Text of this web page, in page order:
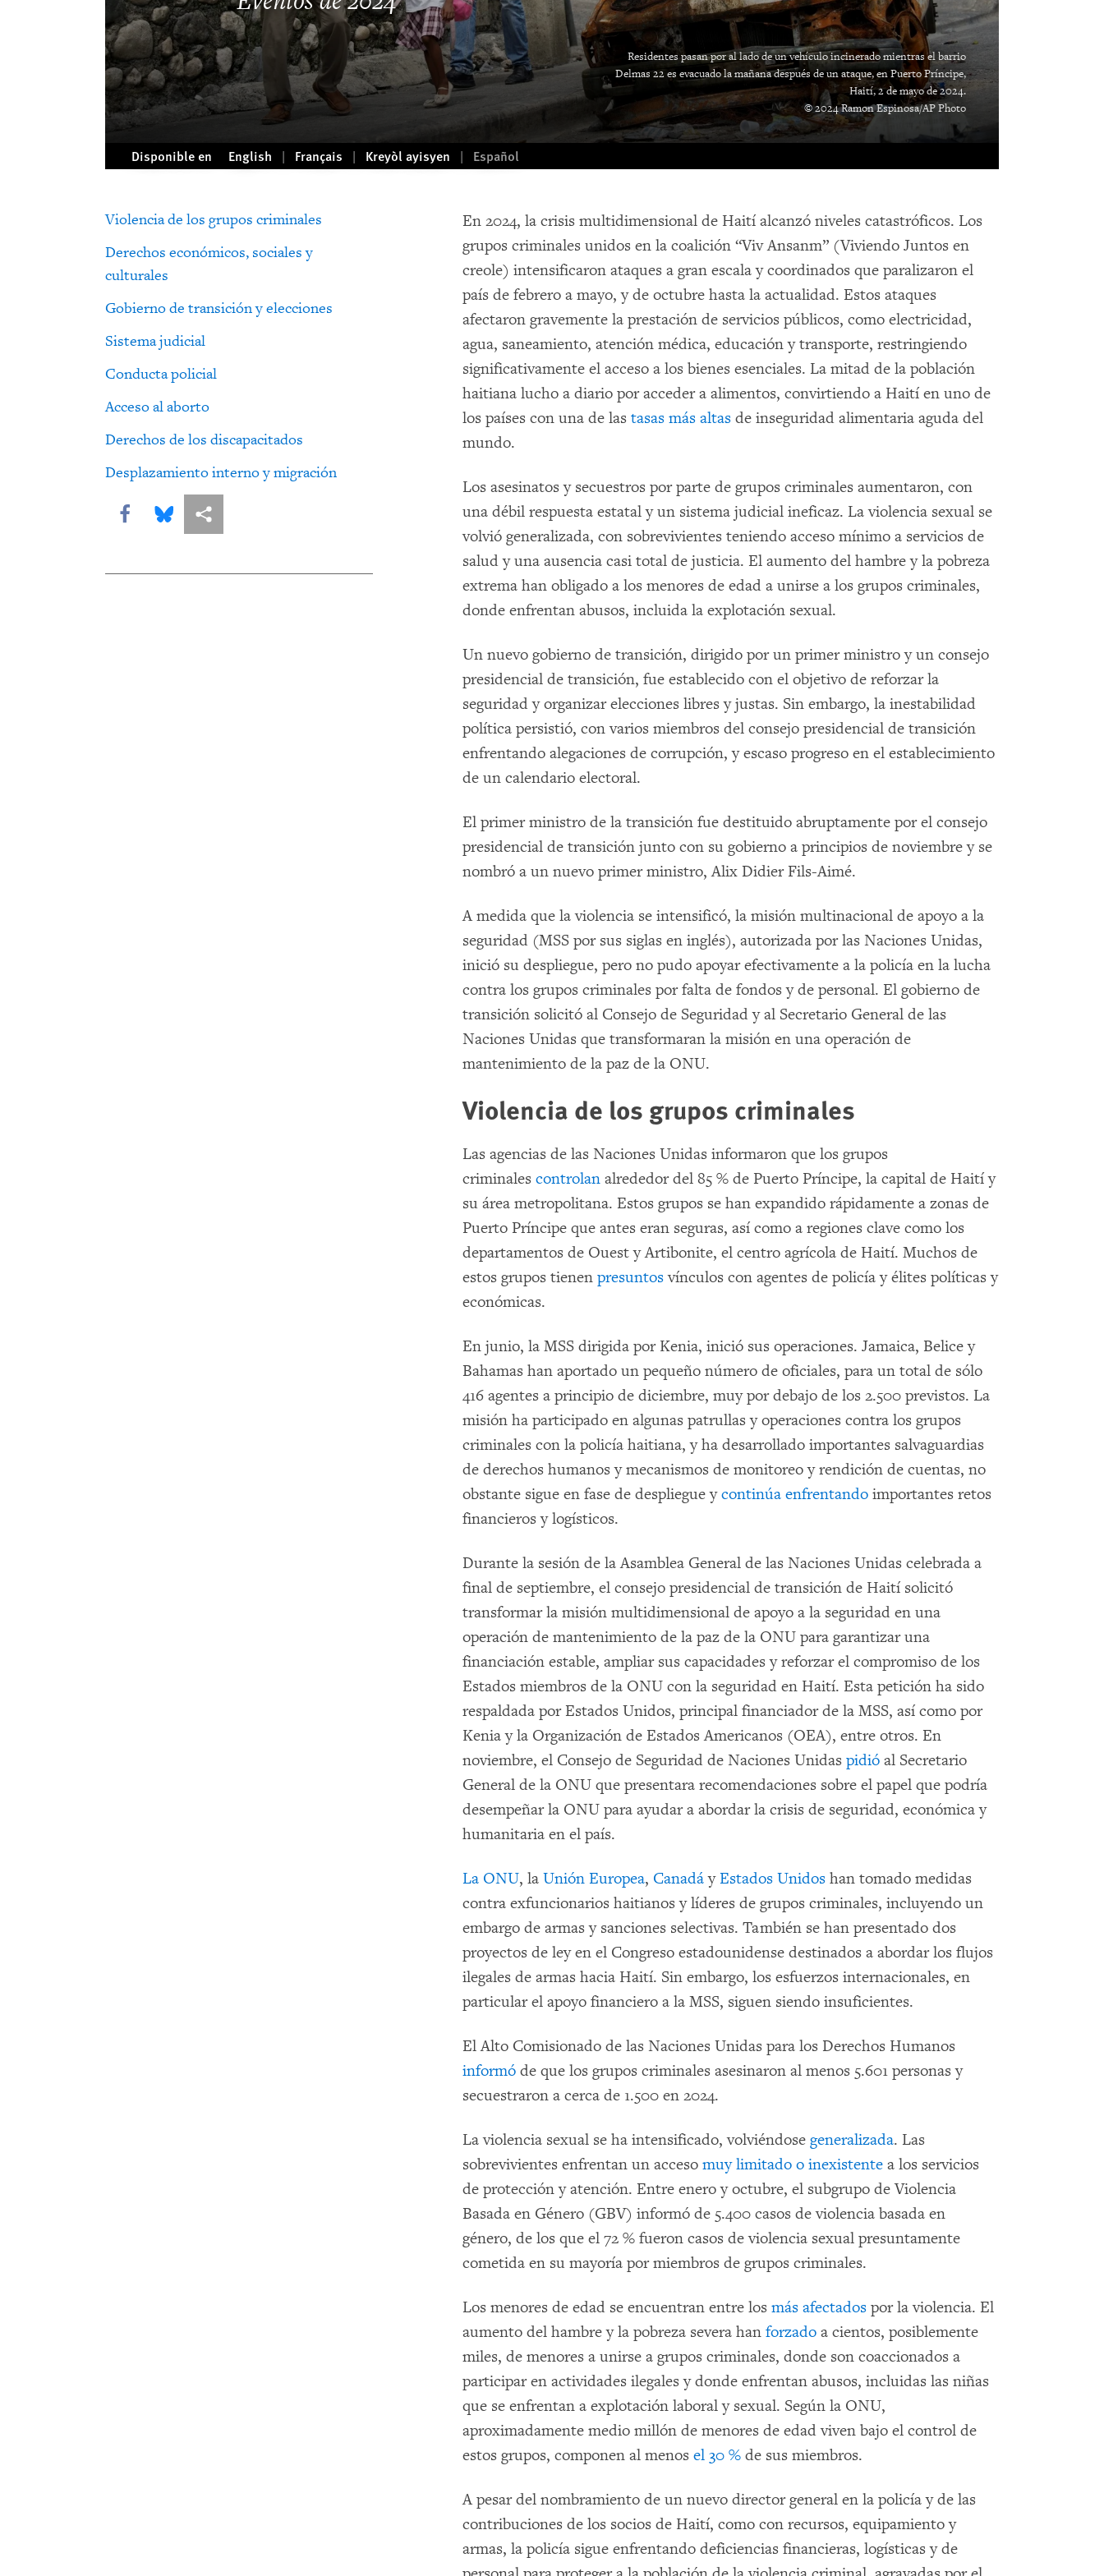
Residentes pasan por al lado de un vehículo incinerado mientras el barrio
Delmas 22 es evacuado la mañana después de un ataque, en Puerto Príncipe,
Haití, 2 de mayo de 2024.
© 2024 Ramon Espinosa/AP Photo
Disponible en English Français Kreyòl ayisyen Español
Violencia de los grupos criminales
Derechos económicos, sociales y
culturales
Gobierno de transición y elecciones
Sistema judicial
Conducta policial
Acceso al aborto
Derechos de los discapacitados
Desplazamiento interno y migración
Share this via Facebook
Share this via Bluesky
Share this via Compartir
En 2024, la crisis multidimensional de Haití alcanzó niveles catastróficos. Los
grupos criminales unidos en la coalición “Viv Ansanm” (Viviendo Juntos en
creole) intensificaron ataques a gran escala y coordinados que paralizaron el
país de febrero a mayo, y de octubre hasta la actualidad. Estos ataques
afectaron gravemente la prestación de servicios públicos, como electricidad,
agua, saneamiento, atención médica, educación y transporte, restringiendo
significativamente el acceso a los bienes esenciales. La mitad de la población
haitiana lucho a diario por acceder a alimentos, convirtiendo a Haití en uno de
los países con una de lastasas más altas de inseguridad alimentaria aguda del
mundo.
Los asesinatos y secuestros por parte de grupos criminales aumentaron, con
una débil respuesta estatal y un sistema judicial ineficaz. La violencia sexual se
volvió generalizada, con sobrevivientes teniendo acceso mínimo a servicios de
salud y una ausencia casi total de justicia. El aumento del hambre y la pobreza
extrema han obligado a los menores de edad a unirse a los grupos criminales,
donde enfrentan abusos, incluida la explotación sexual.
Un nuevo gobierno de transición, dirigido por un primer ministro y un consejo
presidencial de transición, fue establecido con el objetivo de reforzar la
seguridad y organizar elecciones libres y justas. Sin embargo, la inestabilidad
política persistió, con varios miembros del consejo presidencial de transición
enfrentando alegaciones de corrupción, y escaso progreso en el establecimiento
de un calendario electoral.
El primer ministro de la transición fue destituido abruptamente por el consejo
presidencial de transición junto con su gobierno a principios de noviembre y se
nombró a un nuevo primer ministro, Alix Didier Fils-Aimé.
A medida que la violencia se intensificó, la misión multinacional de apoyo a la
seguridad (MSS por sus siglas en inglés), autorizada por las Naciones Unidas,
inició su despliegue, pero no pudo apoyar efectivamente a la policía en la lucha
contra los grupos criminales por falta de fondos y de personal. El gobierno de
transición solicitó al Consejo de Seguridad y al Secretario General de las
Naciones Unidas que transformaran la misión en una operación de
mantenimiento de la paz de la ONU.
Violencia de los grupos criminales
Las agencias de las Naciones Unidas informaron que los grupos
criminalescontrolan alrededor del 85 % de Puerto Príncipe, la capital de Haití y
su área metropolitana. Estos grupos se han expandido rápidamente a zonas de
Puerto Príncipe que antes eran seguras, así como a regiones clave como los
departamentos de Ouest y Artibonite, el centro agrícola de Haití. Muchos de
estos grupos tienenpresuntosvínculos con agentes de policía y élites políticas y
económicas.
En junio, la MSS dirigida por Kenia, inició sus operaciones. Jamaica, Belice y
Bahamas han aportado un pequeño número de oficiales, para un total de sólo
416 agentes a principio de diciembre, muy por debajo de los 2.500 previstos. La
misión ha participado en algunas patrullas y operaciones contra los grupos
criminales con la policía haitiana, y ha desarrollado importantes salvaguardias
de derechos humanos y mecanismos de monitoreo y rendición de cuentas, no
obstante sigue en fase de despliegue ycontinúaenfrentando importantes retos
financieros y logísticos.
Durante la sesión de la Asamblea General de las Naciones Unidas celebrada a
final de septiembre, el consejo presidencial de transición de Haití solicitó
transformar la misión multidimensional de apoyo a la seguridad en una
operación de mantenimiento de la paz de la ONU para garantizar una
financiación estable, ampliar sus capacidades y reforzar el compromiso de los
Estados miembros de la ONU con la seguridad en Haití. Esta petición ha sido
respaldada por Estados Unidos, principal financiador de la MSS, así como por
Kenia y la Organización de Estados Americanos (OEA), entre otros. En
noviembre, el Consejo de Seguridad de Naciones Unidaspidió al Secretario
General de la ONU que presentara recomendaciones sobre el papel que podría
desempeñar la ONU para ayudar a abordar la crisis de seguridad, económica y
humanitaria en el país.
La ONU, laUnión Europea, CanadáyEstados Unidos han tomado medidas
contra exfuncionarios haitianos y líderes de grupos criminales, incluyendo un
embargo de armas y sanciones selectivas. También se han presentado dos
proyectos de ley en el Congreso estadounidense destinados a abordar los flujos
ilegales de armas hacia Haití. Sin embargo, los esfuerzos internacionales, en
particular el apoyo financiero a la MSS, siguen siendo insuficientes.
El Alto Comisionado de las Naciones Unidas para los Derechos Humanos
informó de que los grupos criminales asesinaron al menos 5.601 personas y
secuestraron a cerca de 1.500 en 2024.
La violencia sexual se ha intensificado, volviéndosegeneralizada. Las
sobrevivientes enfrentan un accesomuy limitado o inexistente a los servicios
de protección y atención. Entre enero y octubre, el subgrupo de Violencia
Basada en Género (GBV) informó de 5.400 casos de violencia basada en
género, de los que el 72 % fueron casos de violencia sexual presuntamente
cometida en su mayoría por miembros de grupos criminales.
Los menores de edad se encuentran entre losmás afectados por la violencia. El
aumento del hambre y la pobreza severa hanforzado a cientos, posiblemente
miles, de menores a unirse a grupos criminales, donde son coaccionados a
participar en actividades ilegales y donde enfrentan abusos, incluidas las niñas
que se enfrentan a explotación laboral y sexual. Según la ONU,
aproximadamente medio millón de menores de edad viven bajo el control de
estos grupos, componen al menosel 30 % de sus miembros.
A pesar del nombramiento de un nuevo director general en la policía y de las
contribuciones de los socios de Haití, como con recursos, equipamiento y
armas, la policía sigue enfrentando deficiencias financieras, logísticas y de